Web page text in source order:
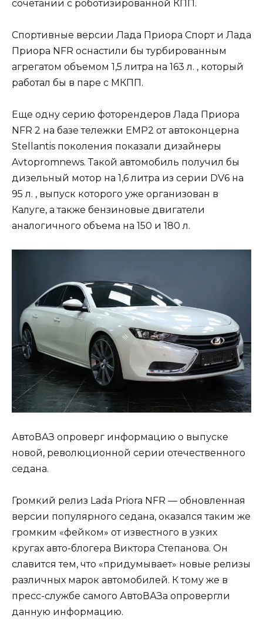
сочетании с роботизированной КПП.
Спортивные версии Лада Приора Спорт и Лада
Приора NFR оснастили бы турбированным
агрегатом объемом 1,5 литра на 163 л. , который
работал бы в паре с МКПП.
Еще одну серию фоторендеров Лада Приора
NFR 2 на базе тележки EMP2 от автоконцерна
Stellantis поколения показали дизайнеры
Avtopromnews. Такой автомобиль получил бы
дизельный мотор на 1,6 литра из серии DV6 на
95 л. , выпуск которого уже организован в
Калуге, а также бензиновые двигатели
аналогичного объема на 150 и 180 л.
АвтоВАЗ опроверг информацию о выпуске
новой, революционной серии отечественного
седана.
Громкий релиз Lada Priora NFR — обновленная
версии популярного седана, оказался таким же
громким «фейком» от известного в узких
кругах авто-блогера Виктора Степанова. Он
славится тем, что «придумывает» новые релизы
различных марок автомобилей. К тому же в
пресс-службе самого АвтоВАЗа опровергли
данную информацию.